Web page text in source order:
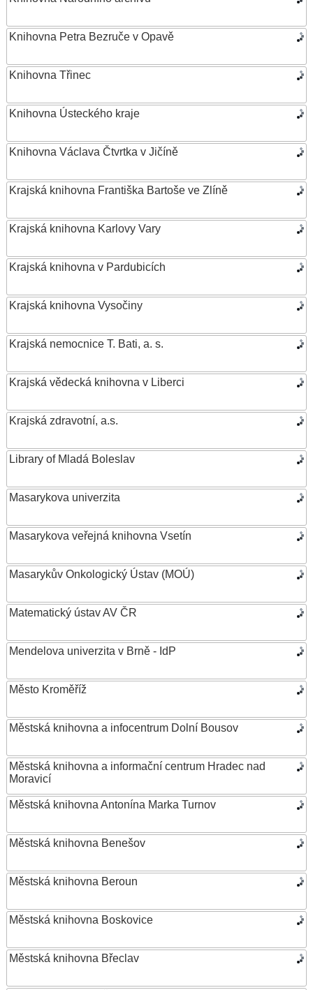
Knihovna Petra Bezruče v Opavě
Knihovna Třinec
Knihovna Ústeckého kraje
Knihovna Václava Čtvrtka v Jičíně
Krajská knihovna Františka Bartoše ve Zlíně
Krajská knihovna Karlovy Vary
Krajská knihovna v Pardubicích
Krajská knihovna Vysočiny
Krajská nemocnice T. Bati, a. s.
Krajská vědecká knihovna v Liberci
Krajská zdravotní, a.s.
Library of Mladá Boleslav
Masarykova univerzita
Masarykova veřejná knihovna Vsetín
Masarykův Onkologický Ústav (MOÚ)
Matematický ústav AV ČR
Mendelova univerzita v Brně - IdP
Město Kroměříž
Městská knihovna a infocentrum Dolní Bousov
Městská knihovna a informační centrum Hradec nad
Moravicí
Městská knihovna Antonína Marka Turnov
Městská knihovna Benešov
Městská knihovna Beroun
Městská knihovna Boskovice
Městská knihovna Břeclav